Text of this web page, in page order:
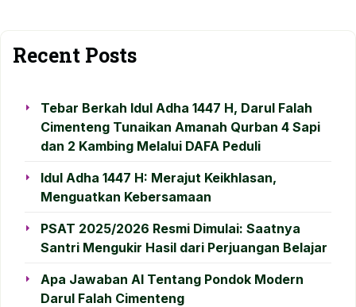
Recent Posts
Tebar Berkah Idul Adha 1447 H, Darul Falah
Cimenteng Tunaikan Amanah Qurban 4 Sapi
dan 2 Kambing Melalui DAFA Peduli
Idul Adha 1447 H: Merajut Keikhlasan,
Menguatkan Kebersamaan
PSAT 2025/2026 Resmi Dimulai: Saatnya
Santri Mengukir Hasil dari Perjuangan Belajar
Apa Jawaban AI Tentang Pondok Modern
Darul Falah Cimenteng